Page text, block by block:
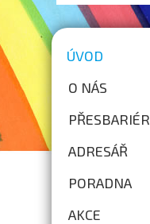
ÚVOD
O NÁS
ADRESÁŘ
PORADNA
AKCE